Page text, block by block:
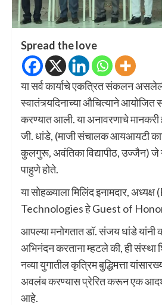
Spread the love
या सर्व कार्याचे एकत्रित संकलन
स्वातंत्र्यदिनाच्या औचित्याने आयोजित
करण्यात आली. या अनावरणाचे
जी. धांडे, (माजी संचालक आयआयटी
कुलगुरू, अवंतिका विद्यापीठ, उज्जैन) जे
पाहुणे होते.
या सोहळ्याला मिलिंद इनामदार,
Technologies हे Guest of Honor
आपल्या मनोगतात डॉ. संजय धांडे
अभिनंदन करताना म्हटले की, ही संस्था
नव्या युगातील कृत्रिम बुद्धिमत्ता
अवलंब करण्यास प्रेरित करून एक
आहे.